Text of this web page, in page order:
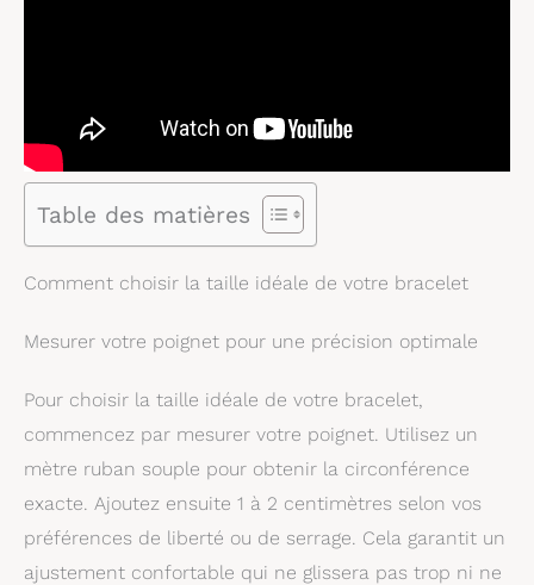
Table des matières
Comment choisir la taille idéale de votre bracelet
Mesurer votre poignet pour une précision optimale
Pour choisir la taille idéale de votre bracelet,
commencez par mesurer votre poignet. Utilisez un
mètre ruban souple pour obtenir la circonférence
exacte. Ajoutez ensuite 1 à 2 centimètres selon vos
préférences de liberté ou de serrage. Cela garantit un
ajustement confortable qui ne glissera pas trop ni ne